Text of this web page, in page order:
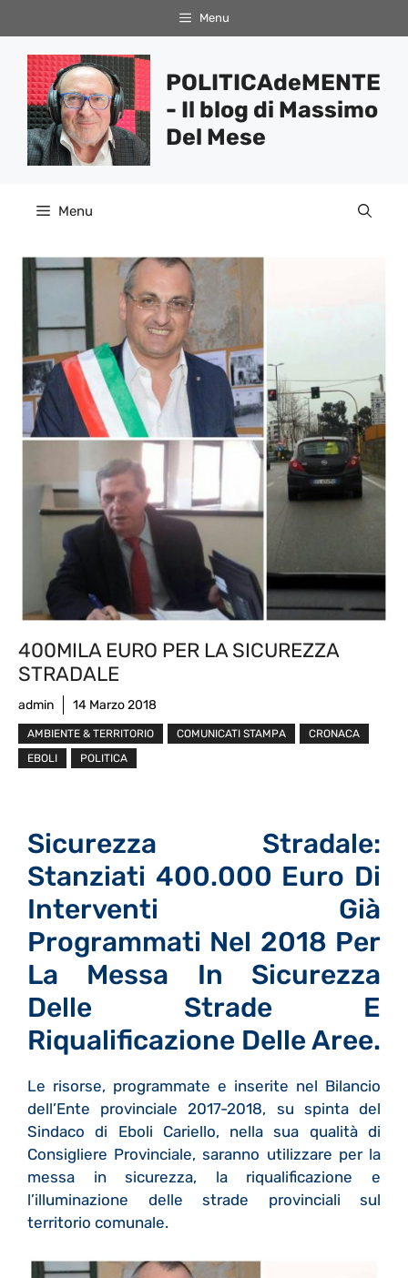
al
contenuto
Menu
POLITICAdeMENTE
- Il blog di Massimo
Del Mese
Menu
400MILA EURO PER LA SICUREZZA
STRADALE
admin 14 Marzo 2018
AMBIENTE & TERRITORIO COMUNICATI STAMPA
CRONACA
EBOLI
POLITICA
Sicurezza Stradale:
Stanziati 400.000 Euro Di
Interventi Già
Programmati Nel 2018 Per
La Messa In Sicurezza
Delle Strade E
Riqualificazione Delle Aree.
Le risorse, programmate e inserite nel Bilancio
dell’Ente provinciale 2017-2018, su spinta del
Sindaco di Eboli Cariello, nella sua qualità di
Consigliere Provinciale, saranno utilizzare per la
messa in sicurezza, la riqualificazione e
l’illuminazione delle strade provinciali sul
territorio comunale.